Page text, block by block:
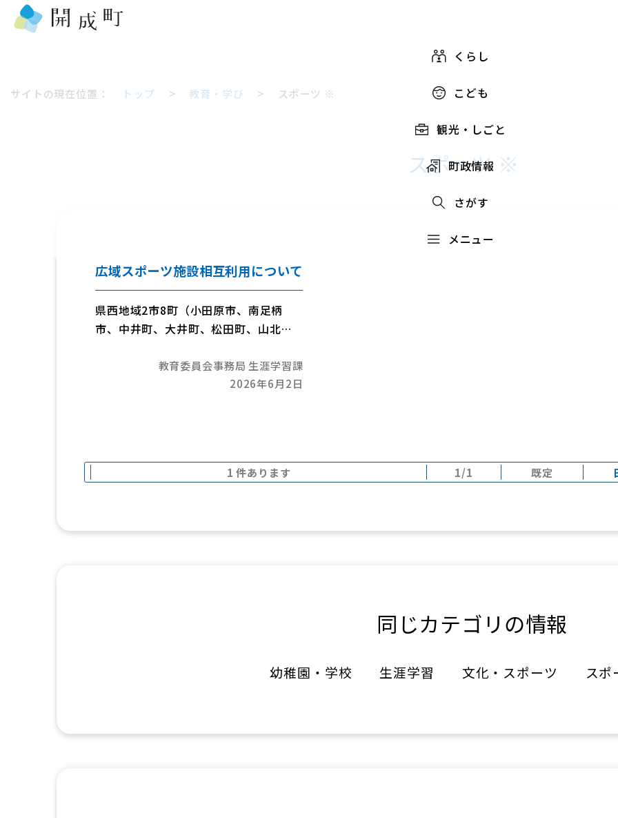
くらし
こども
観光・しごと
町政情報
さがす
メニュー
サイトの現在位置： トップ > 教育・学び > スポーツ ※
スポーツ ※
広域スポーツ施設相互利用について
県西地域2市8町（小田原市、南足柄
市、中井町、大井町、松田町、山北
原町）では、お互いが所管するスポー
ツ施設をエリア内の住民が同一条件で
ではありませんのでご注意ください。
教育委員会事務局 生涯学習課
2026年6月2日
1 件あります 1/1 既定
同じカテゴリの情報
幼稚園・学校 生涯学習 文化・スポーツ ス